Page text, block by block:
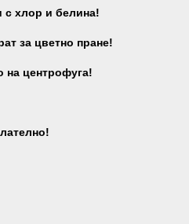
с хлор и белина!
за цветно пране!
на центрофуга!